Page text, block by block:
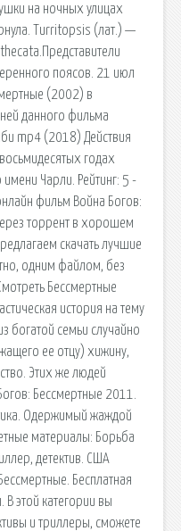
на ночных улицах
Turritopsis (лат.) —
поясов. 21 июл
(2002) в
данного фильма
mp4 (2018) Действия
годах
Чарли. Рейтинг: 5 -
фильм Война Богов:
торрент в хорошем
скачать лучшие
одним файлом, без
Бессмертные
история на тему
богатой семьи случайно
ее отцу) хижину,
Этих же людей
Бессмертные 2011.
Одержимый жаждой
материалы: Борьба
детектив. США
Бесплатная
В этой категории вы
и триллеры, сможете